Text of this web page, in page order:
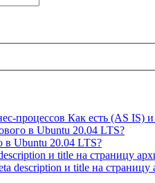
процессов Как есть (AS IS)
в Ubuntu 20.04 LTS?
в Ubuntu 20.04 LTS?
и title на страницу
description и title на